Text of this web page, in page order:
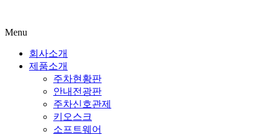
Menu
회사소개
제품소개
주차현황판
안내전광판
주차신호관제
키오스크
소프트웨어